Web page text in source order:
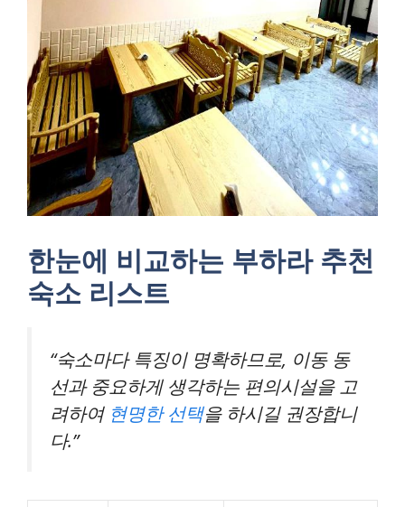
한눈에 비교하는 부하라 추천
숙소 리스트
“숙소마다 특징이 명확하므로, 이동 동
선과 중요하게 생각하는 편의시설을 고
려하여 현명한 선택을 하시길 권장합니
다.”